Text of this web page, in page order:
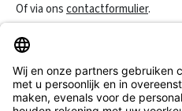
Of via onscontactformulier.
Klantenservice